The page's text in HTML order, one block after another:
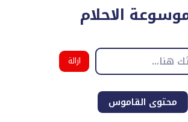
الاحلام
ازالة
البحث
محتوى القاموس